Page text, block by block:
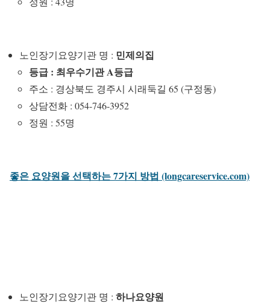
노인장기요양기관 명 : 민제의집
등급 : 최우수기관 A등급
주소 : 경상북도 경주시 시래둑길 65 (구정동)
상담전화 : 054-746-3952
정원 : 55명
좋은 요양원을 선택하는 7가지 방법 (longcareservice.com)
노인장기요양기관 명 : 하나요양원